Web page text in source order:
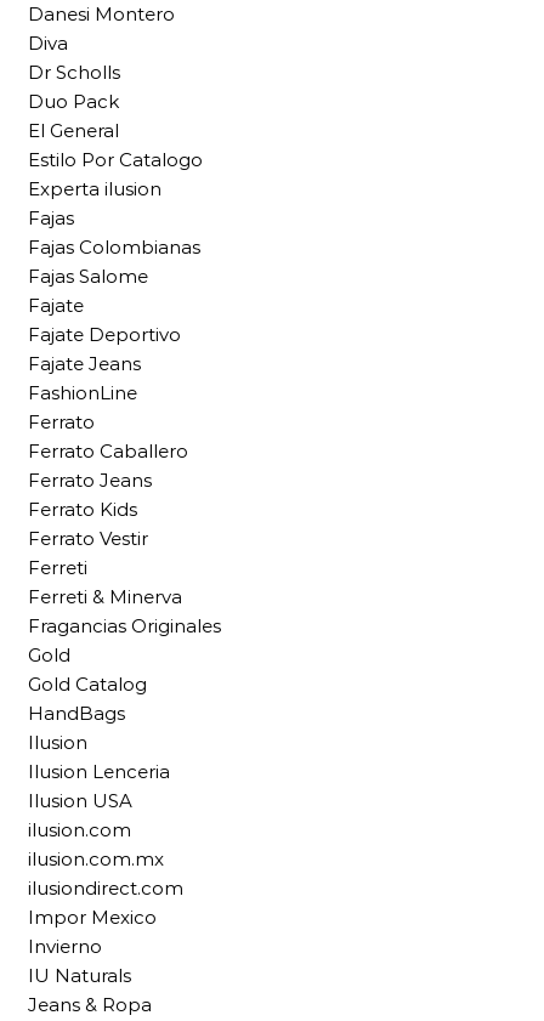
Danesi Montero
Diva
Dr Scholls
Duo Pack
El General
Estilo Por Catalogo
Experta ilusion
Fajas
Fajas Colombianas
Fajas Salome
Fajate
Fajate Deportivo
Fajate Jeans
FashionLine
Ferrato
Ferrato Caballero
Ferrato Jeans
Ferrato Kids
Ferrato Vestir
Ferreti
Ferreti & Minerva
Fragancias Originales
Gold
Gold Catalog
HandBags
Ilusion
Ilusion Lenceria
Ilusion USA
ilusion.com
ilusion.com.mx
ilusiondirect.com
Impor Mexico
Invierno
IU Naturals
Jeans & Ropa